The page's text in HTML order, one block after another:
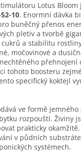
Lotus
10. Enormní dávka
buněčný přenos
pletiv a tvorbě
a stabilitu
močovinové a
přehnojení
tohoto boosteru
specifický koktejl
ve formě
rozpouští. Živiny
prakticky
v půdních
systémech.